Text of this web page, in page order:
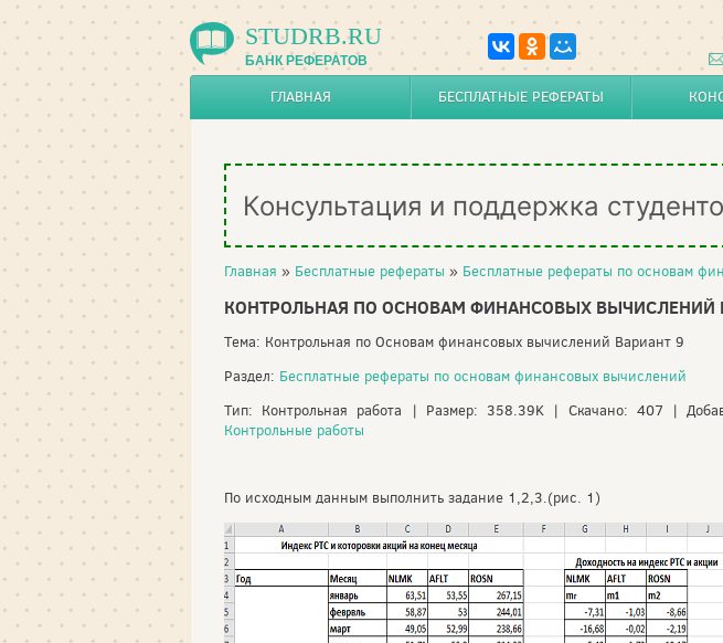
STUDRB.RU
БАНК РЕФЕРАТОВ
ГЛАВНАЯ БЕСПЛАТНЫЕ РЕФЕРАТЫ
Консультация и поддержка
Главная » Бесплатные рефераты » Бесплатные рефераты по основам
КОНТРОЛЬНАЯ ПО ОСНОВАМ ФИНАНСОВЫХ ВЫЧИСЛЕНИЙ
Тема: Контрольная по Основам финансовых вычислений Вариант 9
Раздел: Бесплатные рефераты по основам финансовых вычислений
Тип: Контрольная работа | Размер: 358.39K | Скачано: 407 |
Контрольные работы
По исходным данным выполнить задание 1,2,3.(рис. 1)